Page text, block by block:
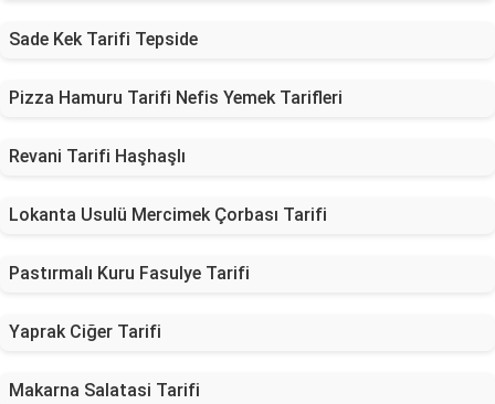
Sade Kek Tarifi Tepside
Pizza Hamuru Tarifi Nefis Yemek Tarifleri
Revani Tarifi Haşhaşlı
Lokanta Usulü Mercimek Çorbası Tarifi
Pastırmalı Kuru Fasulye Tarifi
Yaprak Ciğer Tarifi
Makarna Salatasi Tarifi